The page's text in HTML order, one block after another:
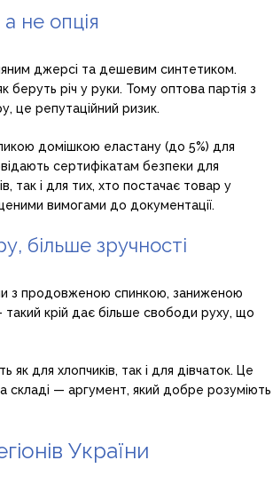
не опція
джерсі та дешевим синтетиком.
беруть річ у руки. Тому оптова партія з
це репутаційний ризик.
домішкою еластану (до 5%) для
сертифікатам безпеки для
так і для тих, хто постачає товар у
вимогами до документації.
більше зручності
з продовженою спинкою, заниженою
крій дає більше свободи руху, що
як для хлопчиків, так і для дівчаток. Це
— аргумент, який добре розуміють
України